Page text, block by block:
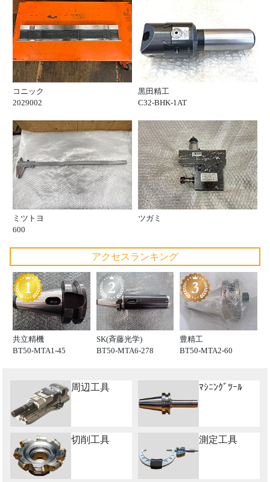
コニック
2029002
黒田精工
C32-BHK-1AT
ミツトヨ
600
ツガミ
アクセスランキング
共立精機
BT50-MTA1-45
SK(斉藤光学)
BT50-MTA6-278
豊精工
BT50-MTA2-60
周辺工具 ﾏｼﾆﾝｸﾞﾂｰﾙ
切削工具 測定工具